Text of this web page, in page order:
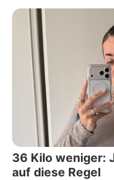
36 Kilo weniger:
auf diese Regel